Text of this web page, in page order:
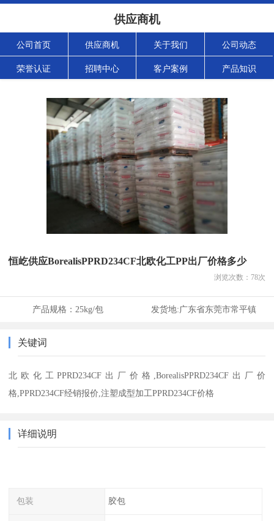
供应商机
公司首页 供应商机 关于我们 公司动态
荣誉认证 招聘中心 客户案例 产品知识
恒屹供应BorealisPPRD234CF北欧化工PP出厂价格多少
浏览次数： 78次
产品规格： 25kg/包 发货地:广东省东莞市常平镇
关键词
北欧化工PPRD234CF出厂价格,BorealisPPRD234CF出厂价
格,PPRD234CF经销报价,注塑成型加工PPRD234CF价格
详细说明
包装 胶包